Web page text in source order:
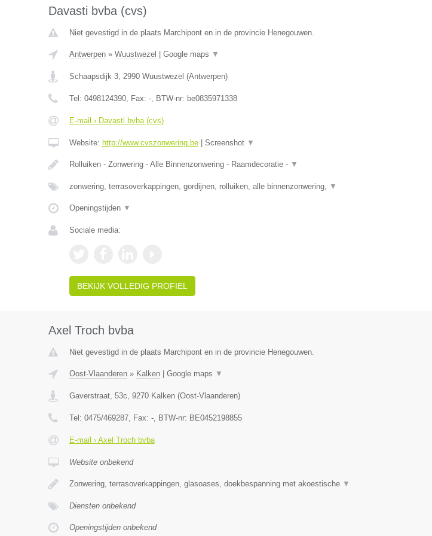
Davasti bvba (cvs)
Niet gevestigd in de plaats Marchipont en in de provincie Henegouwen.
Antwerpen» Wuustwezel Google maps ▼
Schaapsdijk 3, 2990 Wuustwezel (Antwerpen)
Tel: 0498124390, Fax: -, BTW-nr: be0835971338
E-mail › Davasti bvba (cvs)
Website: http://www.cvszonwering.be| Screenshot ▼
Rolluiken - Zonwering - Alle Binnenzonwering - Raamdecoratie - ▼
zonwering, terrasoverkappingen, gordijnen, rolluiken, alle binnenzonwering, ▼
Openingstijden ▼
Sociale media:
BEKIJK VOLLEDIG PROFIEL
Axel Troch bvba
Niet gevestigd in de plaats Marchipont en in de provincie Henegouwen.
Oost-Vlaanderen» Kalken| Google maps ▼
Gaverstraat, 53c, 9270 Kalken(Oost-Vlaanderen)
Tel: 0475/469287, Fax: -, BTW-nr: BE0452198855
E-mail › Axel Troch bvba
Website onbekend
Zonwering, terrasoverkappingen, glasoases, doekbespanning met akoestische ▼
Diensten onbekend
Openingstijden onbekend